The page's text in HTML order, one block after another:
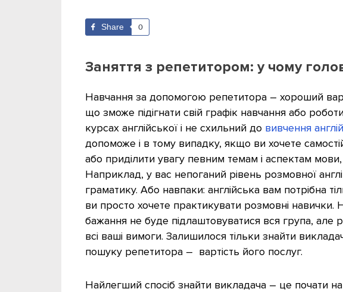
Share 0
Заняття з репетитором: у чому
Навчання за допомогою репетитора – хороший
що зможе підігнати свій графік навчання або
курсах англійської і не схильний до вивчення
допоможе і в тому випадку, якщо ви хочете
або приділити увагу певним темам і аспектам
Наприклад, у вас непоганий рівень розмовної
граматику. Або навпаки: англійська вам потрібна
ви просто хочете практикувати розмовні навички.
бажання не буде підлаштовуватися вся група, але
всі ваші вимоги. Залишилося тільки знайти
пошуку репетитора – вартість його послуг.
Найлегший спосіб знайти викладача – це почати